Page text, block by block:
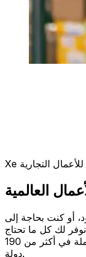
Xe للأعمال التجارية
العالمية
أو كنت بحاجة إلى
لك كل ما تحتاج
إليه. قم بجدولة التحويلات الدولية عبر 130 عملة في أكثر من 190
دولة.